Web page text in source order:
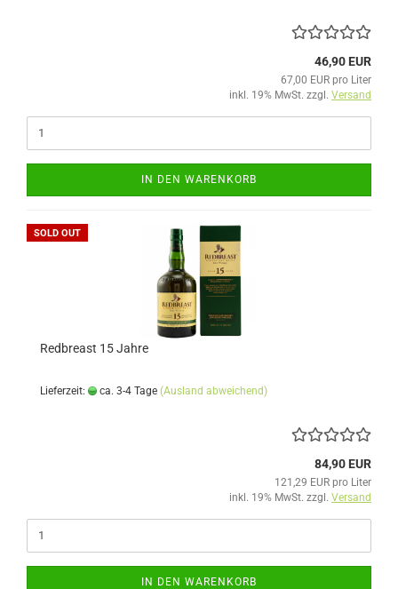
46,90 EUR
67,00 EUR pro Liter
inkl. 19% MwSt. zzgl. Versand
IN DEN WARENKORB
SOLD OUT
Redbreast 15 Jahre
Lieferzeit: ca. 3-4 Tage (Ausland abweichend)
84,90 EUR
121,29 EUR pro Liter
inkl. 19% MwSt. zzgl. Versand
IN DEN WARENKORB